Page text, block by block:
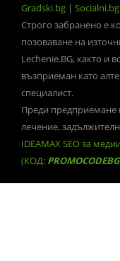
Gradski.bg | Socialni.bg
Строго забранено е
позоваване на
Lechenie.BG, както и
възприеман като
специалист.
Преди предприемане
лечение,
IDEAMAX SEO за
(КОД: PROMOCODEBG